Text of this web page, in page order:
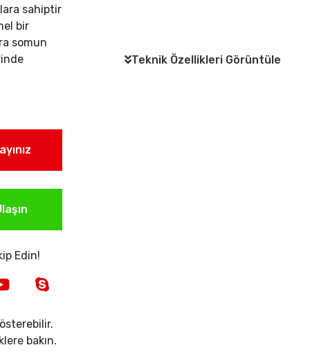
Teknik Özellikleri Görüntüle
sahiptir
bir
somun
Edin!
bakın.